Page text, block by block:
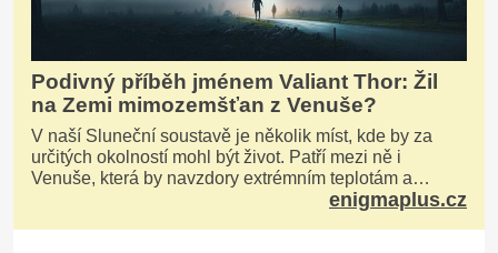
Podivný příběh jménem Valiant Thor: Žil
na Zemi mimozemšťan z Venuše?
V naší Sluneční soustavě je několik míst, kde by za
určitých okolností mohl být život. Patří mezi ně i
Venuše, která by navzdory extrémním teplotám a
smrtícímu složení atmosféry teoreticky mohla ukrývat
enigmaplus.cz